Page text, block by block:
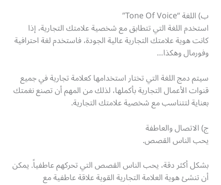
ب) اللغة “Tone Of Voice”
استخدم اللغة التي تتطابق مع شخصية علامتك التجارية، إذا
كانت هوية علامتك التجارية عالية الجودة، فاستخدم لغة احترافية
وفورمال وهكذا…
سيتم دمج اللغة التي تختار استخدامها كعلامة تجارية في جميع
قنوات الأعمال التجارية بأكملها، لذلك من المهم أن تصنع نغمتك
بعناية لتتناسب مع شخصية علامتك التجارية.
ج) الاتصال والعاطفة
يحب الناس القصص.
بشكل أكثر دقة، يحب الناس القصص التي تحركهم عاطفياً. يمكن
أن تنشئ هوية العلامة التجارية القوية علاقة عاطفية مع